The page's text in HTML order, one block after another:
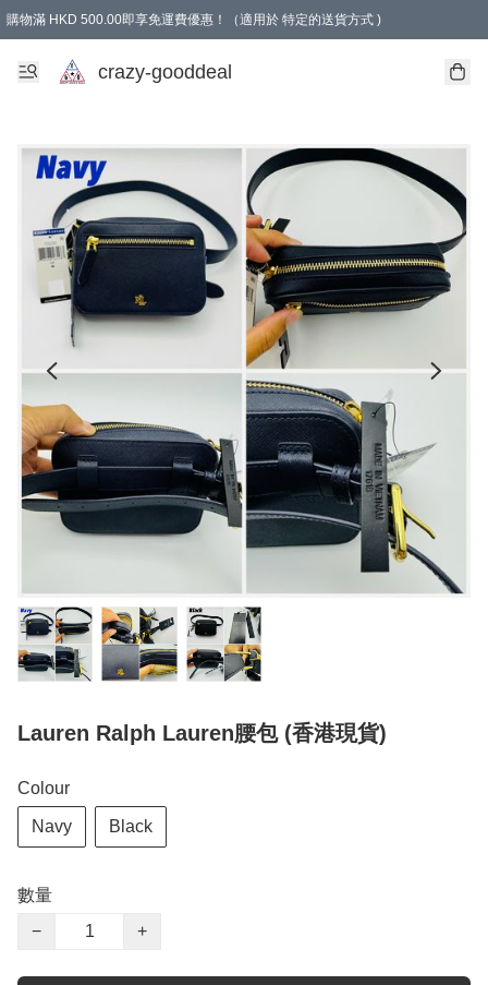
購物滿 HKD 500.00即享免運費優惠！（適用於 特定的送貨方式 )
成為會員可享免費禮品
crazy-gooddeal
Lauren Ralph Lauren腰包 (香港現貨)
Colour
Navy Black
數量
−
+